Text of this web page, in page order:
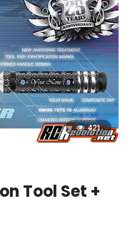
421
Tool Set +